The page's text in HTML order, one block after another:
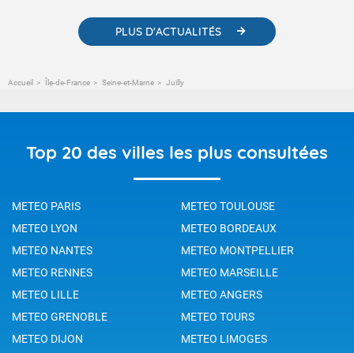
PLUS D'ACTUALITÉS
Accueil Île-de-France Seine-et-Marne Juilly
Top 20 des villes les plus consultées
METEO PARIS
METEO TOULOUSE
METEO LYON
METEO BORDEAUX
METEO NANTES
METEO MONTPELLIER
METEO RENNES
METEO MARSEILLE
METEO LILLE
METEO ANGERS
METEO GRENOBLE
METEO TOURS
METEO DIJON
METEO LIMOGES